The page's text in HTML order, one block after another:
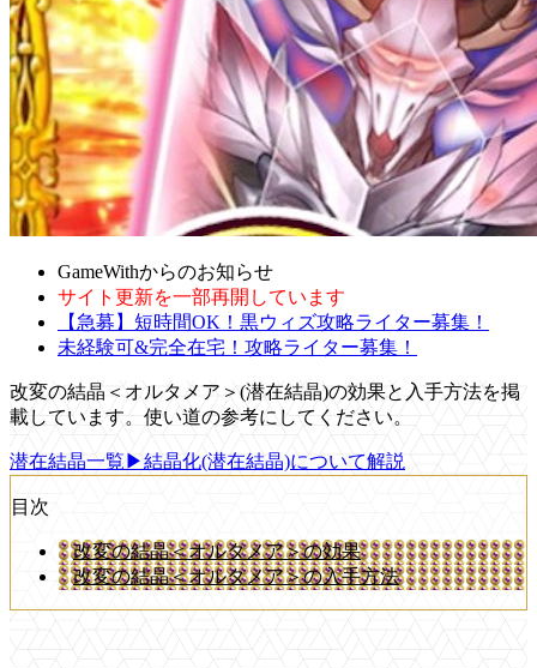
GameWithからのお知らせ
サイト更新を一部再開しています
【急募】短時間OK！黒ウィズ攻略ライター募集！
未経験可&完全在宅！攻略ライター募集！
改変の結晶＜オルタメア＞(潜在結晶)の効果と入手方法を掲
載しています。使い道の参考にしてください。
潜在結晶一覧 ▶結晶化(潜在結晶)について解説
目次
改変の結晶＜オルタメア＞の効果
改変の結晶＜オルタメア＞の入手方法